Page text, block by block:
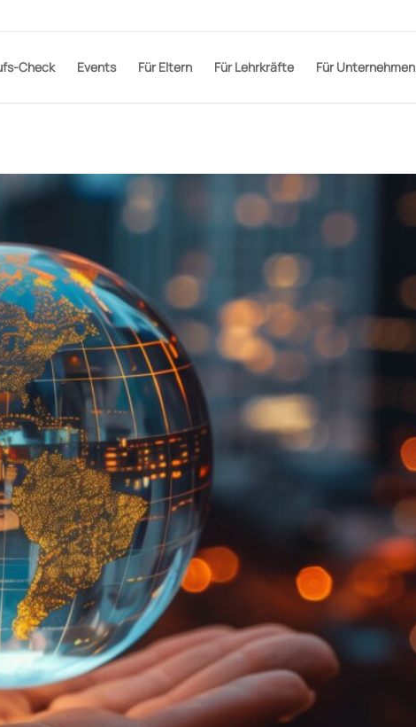
Check Events Für Eltern Für Lehrkräfte Für Unternehmen